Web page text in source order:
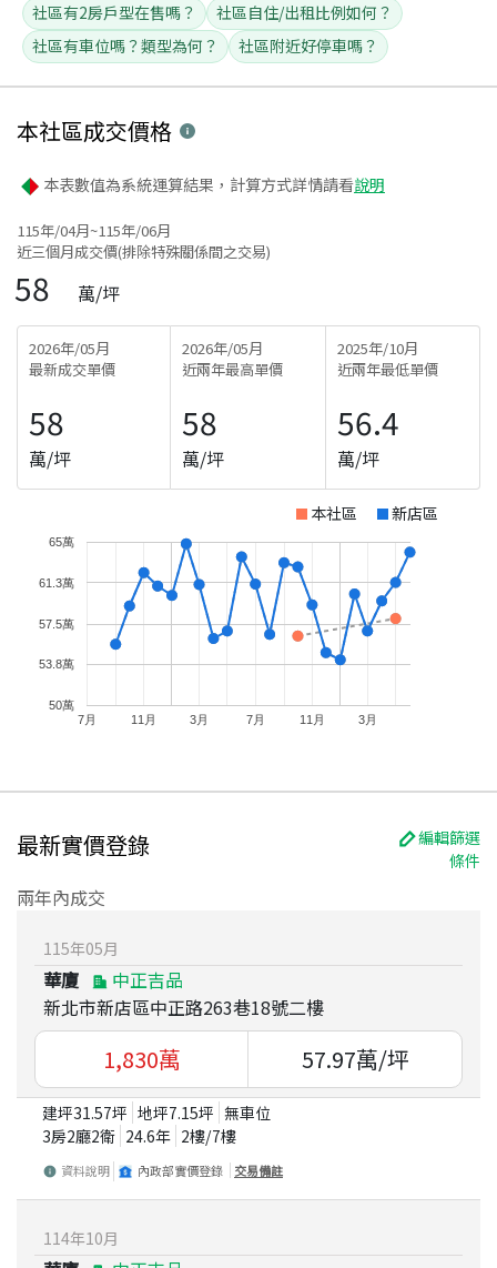
社區有2房戶型在售嗎？
社區自住/出租比例如何？
社區有車位嗎？類型為何？
社區附近好停車嗎？
本社區成交價格
本表數值為系統運算結果，計算方式詳情請看說明
115年/04月~115年/06月
近三個月成交價(排除特殊關係間之交易)
58 萬/坪
2026年/05月
最新成交單價
58
萬/坪
2026年/05月
近兩年最高單價
58
萬/坪
2025年/10月
近兩年最低單價
56.4
萬/坪
本社區 新店區
7月 11月 3月 7月 11月 3月
50萬
53.8萬
57.5萬
61.3萬
65萬
最新實價登錄
編輯篩選
條件
兩年內成交
115年05月
華廈
中正吉品
新北市新店區中正路263巷18號二樓
1,830萬 57.97萬/坪
建坪31.57坪 地坪7.15坪 無車位
3房2廳2衛 24.6年 2樓/7樓
資料說明 內政部實價登錄 交易備註
114年10月